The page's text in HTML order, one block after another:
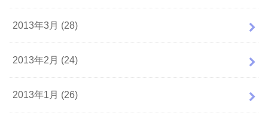
2013年3月 (28)
2013年2月 (24)
2013年1月 (26)